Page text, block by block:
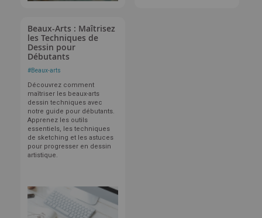
Beaux-Arts : Maîtrisez
les Techniques de
Dessin pour
Débutants
#Beaux-arts
Découvrez comment
maîtriser les beaux-arts
dessin techniques avec
notre guide pour débutants.
Apprenez les outils
essentiels, les techniques
de sketching et les astuces
pour progresser en dessin
artistique.